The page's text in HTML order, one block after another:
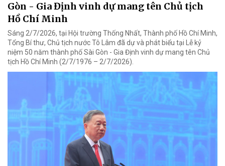
Gòn - Gia Định vinh dự mang tên Chủ tịch
Hồ Chí Minh
Sáng 2/7/2026, tại Hội trường Thống Nhất, Thành phố Hồ Chí Minh,
Tổng Bí thư, Chủ tịch nước Tô Lâm đã dự và phát biểu tại Lễ kỷ
niệm 50 năm thành phố Sài Gòn - Gia Định vinh dự mang tên Chủ
tịch Hồ Chí Minh (2/7/1976 – 2/7/2026).